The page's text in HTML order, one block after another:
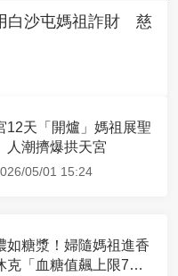
白沙屯媽祖詐財 慈
12天「開爐」媽祖展聖
潮擠爆拱天宮
05/01 15:24
如糖漿！婦隨媽祖進香
克「血糖值飆上限7